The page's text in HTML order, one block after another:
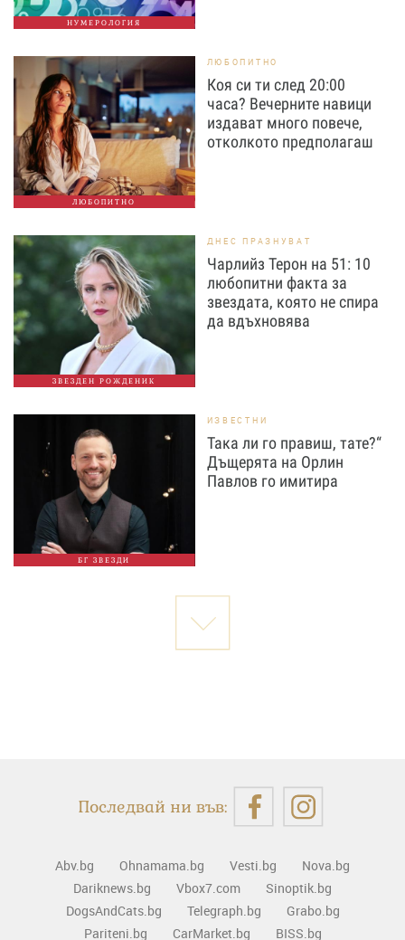
НУМЕРОЛОГИЯ
ЛЮБОПИТНО
ЛЮБОПИТНО
Коя си ти след 20:00
часа? Вечерните навици
издават много повече,
отколкото предполагаш
ЗВЕЗДЕН РОЖДЕНИК
ДНЕС ПРАЗНУВАТ
Чарлийз Терон на 51: 10
любопитни факта за
звездата, която не спира
да вдъхновява
БГ ЗВЕЗДИ
ИЗВЕСТНИ
Така ли го правиш, тате?“
Дъщерята на Орлин
Павлов го имитира
Последвай ни във:
Abv.bg Ohnamama.bg Vesti.bg
Nova.bg
Dariknews.bg
Vbox7.com
Sinoptik.bg
DogsAndCats.bg
Telegraph.bg
Grabo.bg
Pariteni.bg
CarMarket.bg BISS.bg